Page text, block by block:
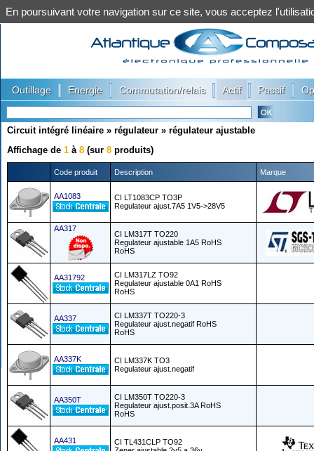
Outillage Energie Commutation/relais Actif Passif
Circuit intégré linéaire » régulateur » régulateur ajustable
Affichage de 1 à 8 (sur 8 produits)
Code produit Description Marque
AA1083
CI LT1083CP TO3P
Regulateur ajust.7A5 1V5->28V5
AA317
CI LM317T TO220
Regulateur ajustable 1A5 RoHS
RoHS
AA31792
CI LM317LZ TO92
Regulateur ajustable 0A1 RoHS
RoHS
AA337
CI LM337T TO220-3
Regulateur ajust.negatif RoHS
RoHS
AA337K
CI LM337K TO3
Regulateur ajust.negatif
AA350T
CI LM350T TO220-3
Regulateur ajust.posit.3A RoHS
RoHS
AA431
CI TL431CLP TO92
En poursuivant votre navigation sur ce site, vous acceptez